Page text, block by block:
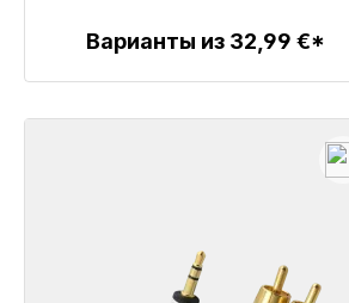
Детали
Варианты из 32,99 €*